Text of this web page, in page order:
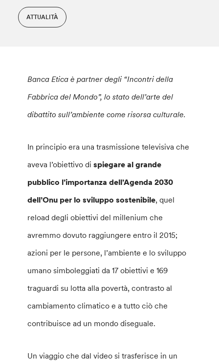
ATTUALITÀ
Banca Etica è partner degli “Incontri della
Fabbrica del Mondo”, lo stato dell’arte del
dibattito sull’ambiente come risorsa culturale.
In principio era una trasmissione televisiva che
aveva l’obiettivo dispiegare al grande
pubblico l’importanza dell’Agenda 2030
dell’Onu per lo sviluppo sostenibile, quel
reload degli obiettivi del millenium che
avremmo dovuto raggiungere entro il 2015;
azioni per le persone, l’ambiente e lo sviluppo
umano simboleggiati da 17 obiettivi e 169
traguardi su lotta alla povertà, contrasto al
cambiamento climatico e a tutto ciò che
contribuisce ad un mondo diseguale.
Un viaggio che dal video si trasferisce in un